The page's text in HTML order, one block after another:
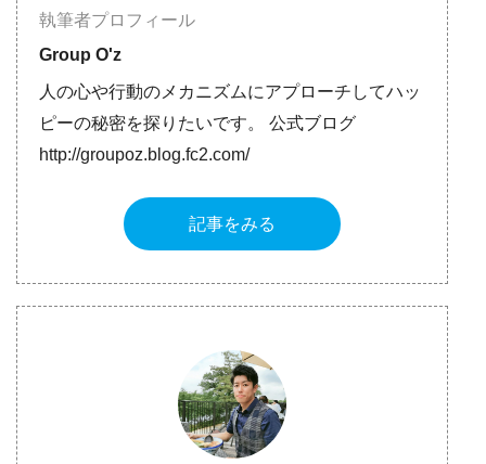
執筆者プロフィール
Group O'z
人の心や行動のメカニズムにアプローチしてハッ
ピーの秘密を探りたいです。 公式ブログ
http://groupoz.blog.fc2.com/
記事をみる